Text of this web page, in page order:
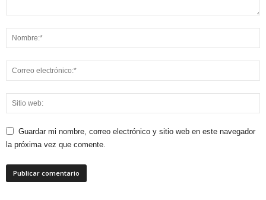
Guardar mi nombre, correo electrónico y sitio web en este navegador
la próxima vez que comente.